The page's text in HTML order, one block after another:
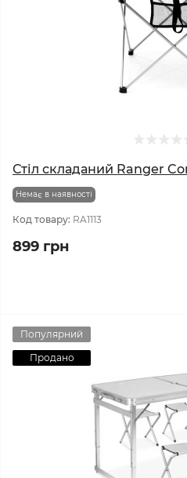
Стіл складаний Ranger
Немає в наявності
Код товару: RA1113
899 грн
Популярний
Продано